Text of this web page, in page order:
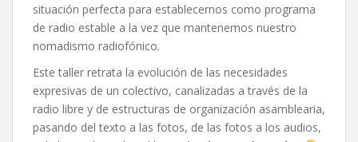
situación perfecta para establecernos como programa
de radio estable a la vez que mantenemos nuestro
nomadismo radiofónico.
Este taller retrata la evolución de las necesidades
expresivas de un colectivo, canalizadas a través de la
radio libre y de estructuras de organización asamblearia,
pasando del texto a las fotos, de las fotos a los audios,